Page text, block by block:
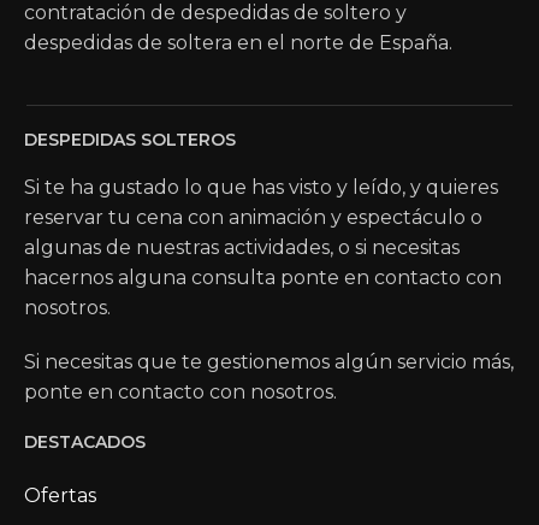
contratación de despedidas de soltero y
despedidas de soltera en el norte de España.
DESPEDIDAS SOLTEROS
Si te ha gustado lo que has visto y leído, y quieres
reservar tu cena con animación y espectáculo o
algunas de nuestras actividades, o si necesitas
hacernos alguna consulta ponte en contacto con
nosotros.
Si necesitas que te gestionemos algún servicio más,
ponte en contacto con nosotros.
DESTACADOS
Ofertas